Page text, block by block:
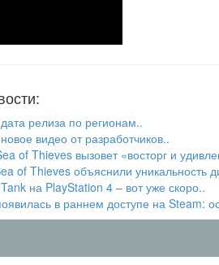
релиза по регионам..
видео от разработчиков..
of Thieves вызовет «восторг и
of Thieves объяснили уникальность
на PlayStation 4 – вот уже скоро..
в раннем доступе на Steam: